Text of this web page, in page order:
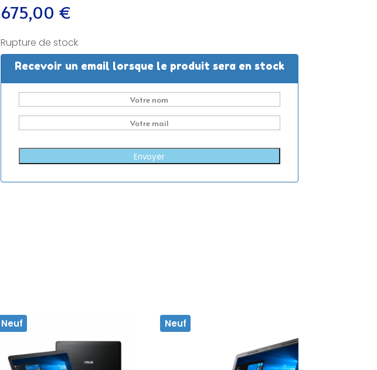
675,00 €
Rupture de stock
Recevoir un email lorsque le produit sera en stock
Envoyer
Neuf Neuf